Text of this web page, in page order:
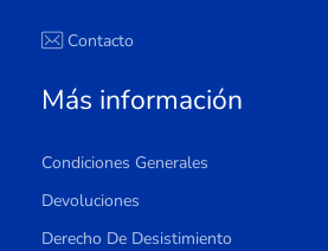
Contacto
Más información
Condiciones Generales
Devoluciones
Derecho De Desistimiento